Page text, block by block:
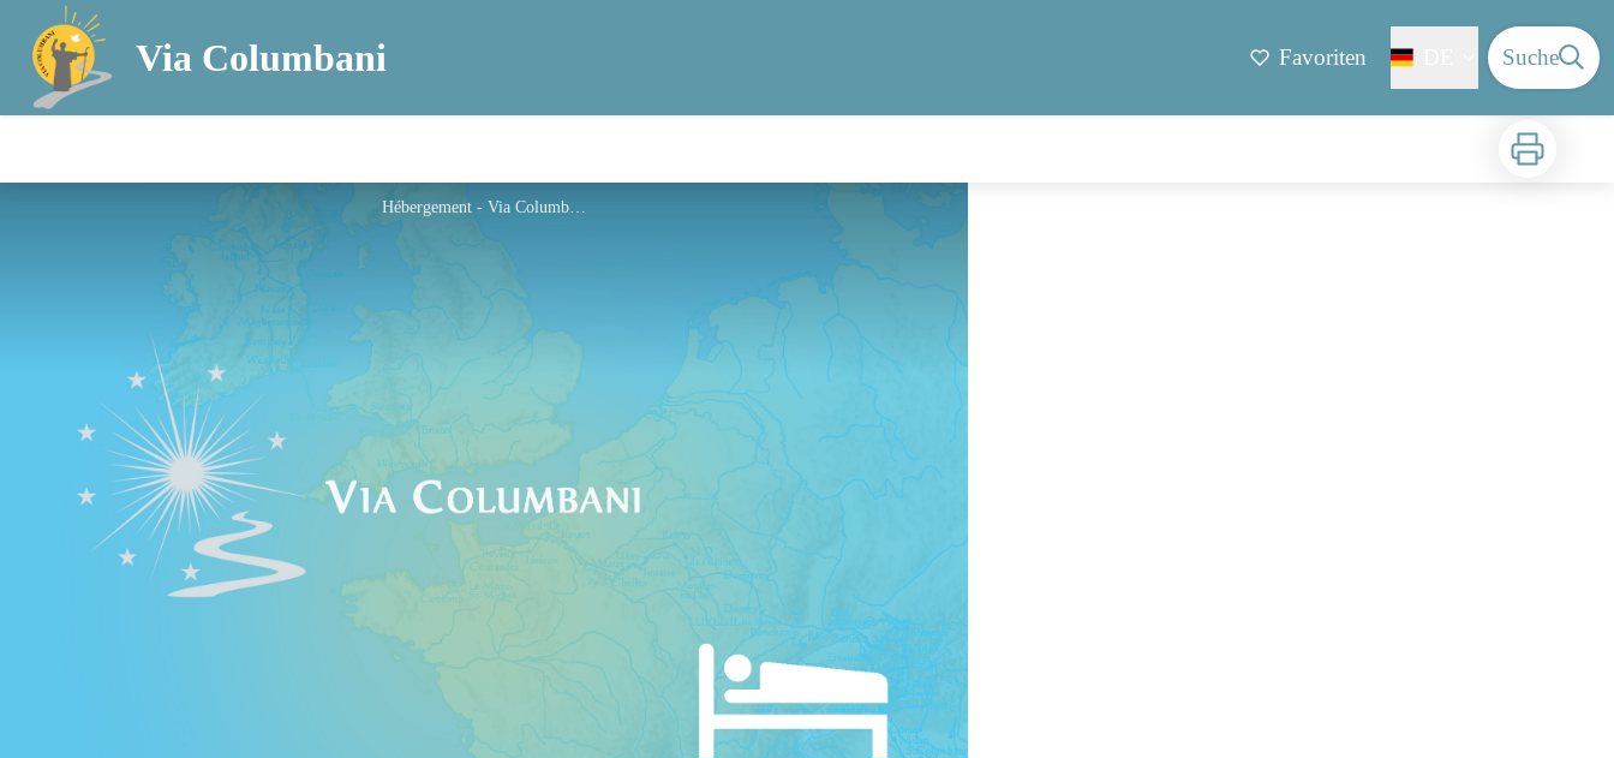
Via Columbani Favoriten Suche
Zu drucken
Hébergement - Via Columbani